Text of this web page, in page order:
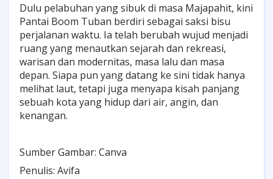
Dulu pelabuhan yang sibuk di masa Majapahit, kini
Pantai Boom Tuban berdiri sebagai saksi bisu
perjalanan waktu. Ia telah berubah wujud menjadi
ruang yang menautkan sejarah dan rekreasi,
warisan dan modernitas, masa lalu dan masa
depan. Siapa pun yang datang ke sini tidak hanya
melihat laut, tetapi juga menyapa kisah panjang
sebuah kota yang hidup dari air, angin, dan
kenangan.
Sumber Gambar: Canva
Penulis: Avifa